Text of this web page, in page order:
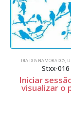
DIA DOS NAMORADOS,
Stxx-016
Iniciar
visualizar o